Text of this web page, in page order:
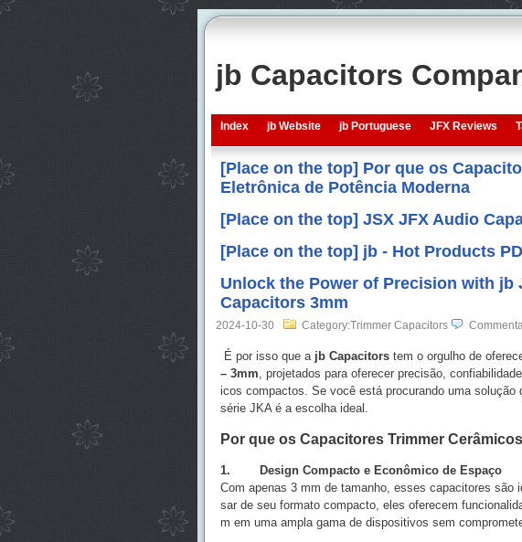
jb Capacitors
Index jb Website jb Portuguese JFX Reviews
[Place on the top] Por que os
Eletrônica de Potência Moderna
[Place on the top] JSX JFX Audio
[Place on the top] jb - Hot Products
Unlock the Power of Precision with jb
Capacitors 3mm
2024-10-30 Category:Trimmer Capacitors
É por isso que a jb Capacitorstem o orgulho de
– 3mm, projetados para oferecer precisão,
icos compactos. Se você está procurando uma
série JKA é a escolha ideal.
Por que os Capacitores Trimmer
1. Design Compacto e Econômico de Espaço
Com apenas 3 mm de tamanho, esses capacitores
sar de seu formato compacto, eles oferecem
m em uma ampla gama de dispositivos sem